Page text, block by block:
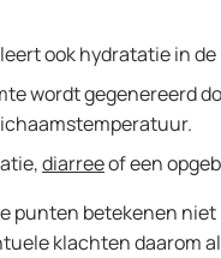
ook hydratatie in de
wordt gegenereerd
diarreeof een
punten betekenen
klachten daarom